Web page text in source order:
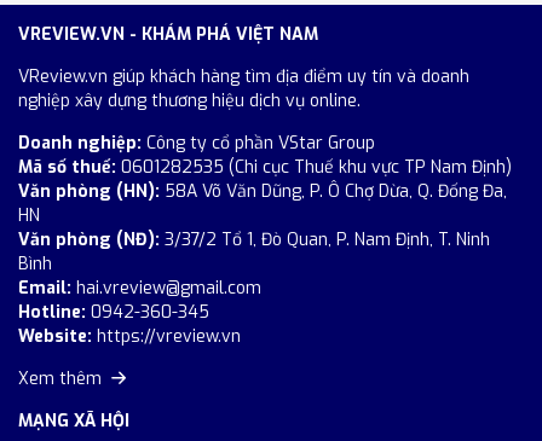
VREVIEW.VN - KHÁM PHÁ VIỆT NAM
VReview.vn giúp khách hàng tìm địa điểm uy tín và doanh
nghiệp xây dựng thương hiệu dịch vụ online.
Doanh nghiệp: Công ty cổ phần VStar Group
Mã số thuế: 0601282535 (Chi cục Thuế khu vực TP Nam Định)
Văn phòng (HN): 58A Võ Văn Dũng, P. Ô Chợ Dừa, Q. Đống Đa,
HN
Văn phòng (NĐ): 3/37/2 Tổ 1, Đò Quan, P. Nam Định, T. Ninh
Bình
Email: hai.vreview@gmail.com
Hotline: 0942-360-345
Website: https://vreview.vn
Xem thêm
MẠNG XÃ HỘI